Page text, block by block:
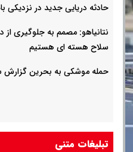
حادثه دریایی جدید در نزدیکی
نتانیاهو: مصمم به جلوگیری از
سلاح هسته ای هستیم
حمله موشکی به بحرین
تبلیغات متنی